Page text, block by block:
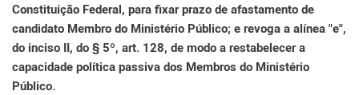
Constituição Federal, para fixar prazo de afastamento de
candidato Membro do Ministério Público; e revoga a alínea "e",
do inciso II, do § 5º, art. 128, de modo a restabelecer a
capacidade política passiva dos Membros do Ministério
Público.